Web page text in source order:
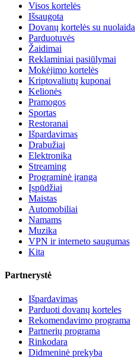
Visos kortelės
Išsaugota
Dovanų kortelės su nuolaida
Parduotuvės
Žaidimai
Reklaminiai pasiūlymai
Mokėjimo kortelės
Kriptovaliutų kuponai
Kelionės
Pramogos
Sportas
Restoranai
Išpardavimas
Drabužiai
Elektronika
Streaming
Programinė įranga
Įspūdžiai
Maistas
Automobiliai
Namams
Muzika
VPN ir interneto saugumas
Kita
Partnerystė
Išpardavimas
Parduoti dovanų korteles
Rekomendavimo programa
Partnerių programa
Rinkodara
Didmeninė prekyba